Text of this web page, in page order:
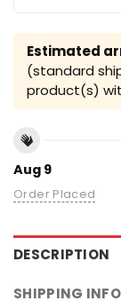
Estimated
(standard
product(s)
Aug 9
Order Placed
DESCRIPTION
SHIPPING